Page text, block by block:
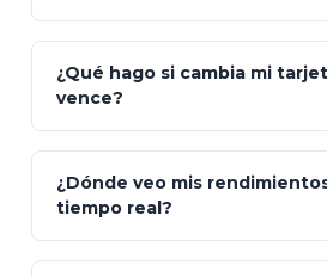
¿Qué hago si cambia mi
vence?
de Cobro Seguro"
¿Dónde veo mis
tiempo real?